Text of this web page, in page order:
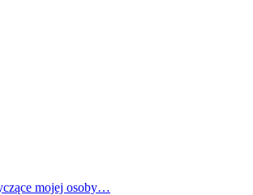
mojej osoby…